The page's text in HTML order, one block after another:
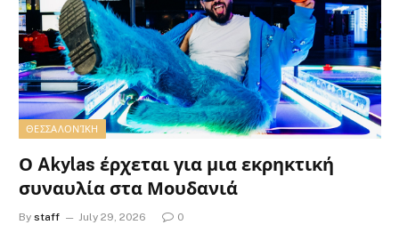
ΘΕΣΣΑΛΟΝΊΚΗ
Ο Akylas έρχεται για μια εκρηκτική
συναυλία στα Μουδανιά
By staff July 29, 2026 0